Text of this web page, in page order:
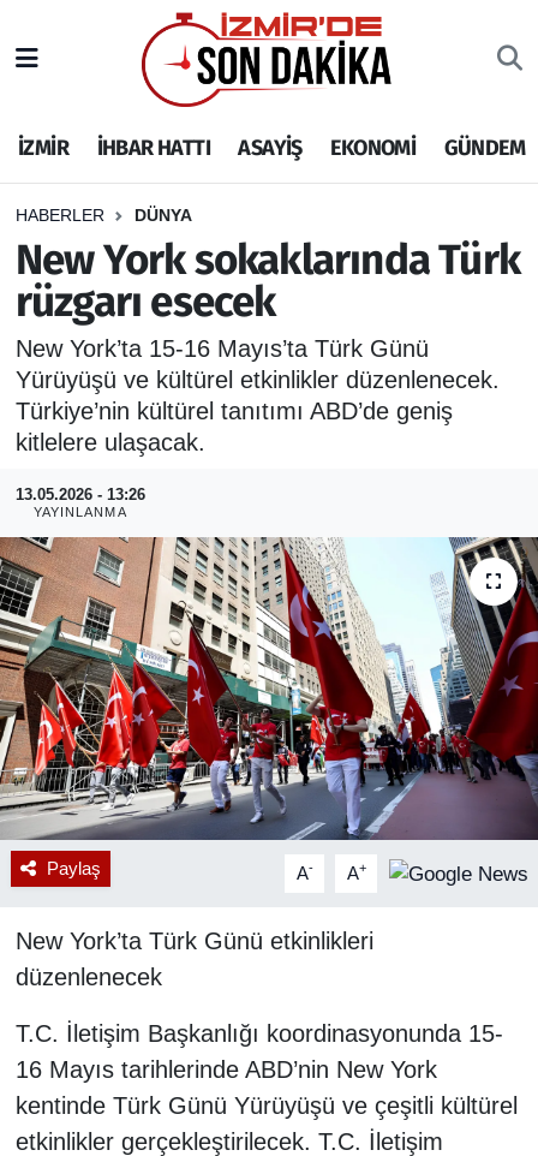
İZMİR İHBAR HATTI ASAYİŞ EKONOMİ GÜNDEM
HABERLER DÜNYA
New York sokaklarında Türk
rüzgarı esecek
New York’ta 15-16 Mayıs’ta Türk Günü
Yürüyüşü ve kültürel etkinlikler düzenlenecek.
Türkiye’nin kültürel tanıtımı ABD’de geniş
kitlelere ulaşacak.
13.05.2026 - 13:26
YAYINLANMA
Paylaş A- A+
New York’ta Türk Günü etkinlikleri
düzenlenecek
T.C. İletişim Başkanlığı koordinasyonunda 15-
16 Mayıs tarihlerinde ABD’nin New York
kentinde Türk Günü Yürüyüşü ve çeşitli kültürel
etkinlikler gerçekleştirilecek. T.C. İletişim
İHBAR HATTI
DEPREM
GENEL
EKONOMİ
SİYASET
SPOR
ASAYİŞ
RESMİ REKLAM
İzmir Nöbetçi Eczaneler
İzmir Hava Durumu
İzmir Namaz Vakitleri
İzmir Trafik Yoğunluk Haritası
Puan Durumu ve Fikstür
Tüm Manşetler
Son Dakika Haberleri
Haber Arşivi